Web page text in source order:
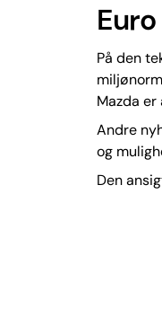
På den
Mazda
Andre
og
Den